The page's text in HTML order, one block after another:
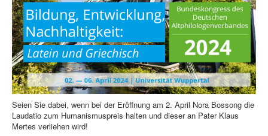
Seien Sie dabei, wenn bei der Eröffnung am 2. April Nora Bossong die
Laudatio zum Humanismuspreis halten und dieser an Pater Klaus
Mertes verliehen wird!